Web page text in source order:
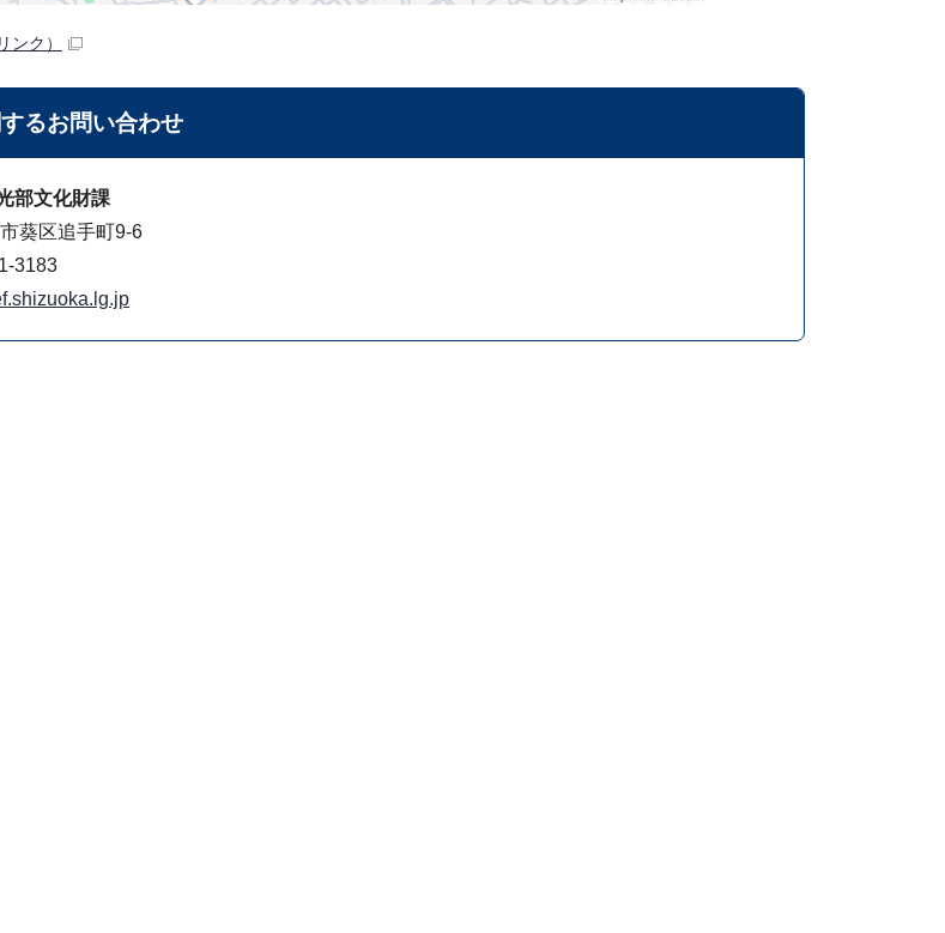
ンク）
るお問い合わせ
部文化財課
葵区追手町9-6
3183